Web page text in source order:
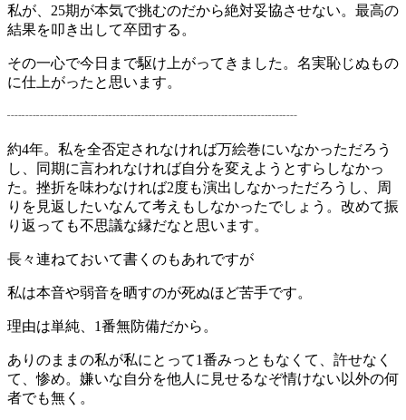
私が、25期が本気で挑むのだから絶対妥協させない。最高の
結果を叩き出して卒団する。
その一心で今日まで駆け上がってきました。名実恥じぬもの
に仕上がったと思います。
┈┈┈┈┈┈┈┈┈┈┈┈┈┈┈┈┈┈┈┈
約4年。私を全否定されなければ万絵巻にいなかっただろう
し、同期に言われなければ自分を変えようとすらしなかっ
た。挫折を味わなければ2度も演出しなかっただろうし、周
りを見返したいなんて考えもしなかったでしょう。改めて振
り返っても不思議な縁だなと思います。
長々連ねておいて書くのもあれですが
私は本音や弱音を晒すのが死ぬほど苦手です。
理由は単純、1番無防備だから。
ありのままの私が私にとって1番みっともなくて、許せなく
て、惨め。嫌いな自分を他人に見せるなぞ情けない以外の何
者でも無く。